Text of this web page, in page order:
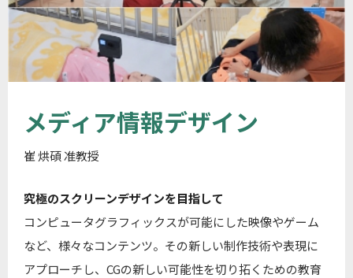
メディア情報デザイン
崔 烘碩 准教授
究極のスクリーンデザインを目指して
コンピュータグラフィックスが可能にした映像やゲーム
など、様々なコンテンツ。その新しい制作技術や表現に
アプローチし、CGの新しい可能性を切り拓くための教育